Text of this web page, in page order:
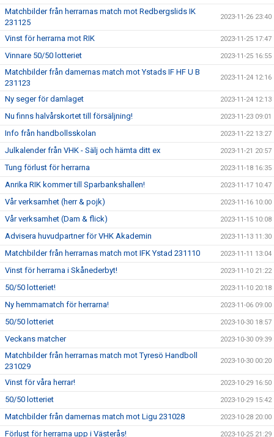
Matchbilder från herrarnas match mot Redbergslids IK
231125
2023-11-26 23:40
Vinst för herrarna mot RIK 2023-11-25 17:47
Vinnare 50/50 lotteriet 2023-11-25 16:55
Matchbilder från damernas match mot Ystads IF HF U B
231123
2023-11-24 12:16
Ny seger för damlaget 2023-11-24 12:13
Nu finns halvårskortet till försäljning! 2023-11-23 09:01
Info från handbollsskolan 2023-11-22 13:27
Julkalender från VHK - Sälj och hämta ditt ex 2023-11-21 20:57
Tung förlust för herrarna 2023-11-18 16:35
Anrika RIK kommer till Sparbankshallen! 2023-11-17 10:47
Vår verksamhet (herr & pojk) 2023-11-16 10:00
Vår verksamhet (Dam & flick) 2023-11-15 10:08
Advisera huvudpartner för VHK Akademin 2023-11-13 11:30
Matchbilder från herrarnas match mot IFK Ystad 231110 2023-11-11 13:04
Vinst för herrarna i Skånederbyt! 2023-11-10 21:22
50/50 lotteriet! 2023-11-10 20:18
Ny hemmamatch för herrarna! 2023-11-06 09:00
50/50 lotteriet 2023-10-30 18:57
Veckans matcher 2023-10-30 09:39
Matchbilder från herrarnas match mot Tyresö Handboll
231029
2023-10-30 00:20
Vinst för våra herrar! 2023-10-29 16:50
50/50 lotteriet 2023-10-29 15:42
Matchbilder från damernas match mot Ligu 231028 2023-10-28 20:00
Förlust för herrarna upp i Västerås! 2023-10-25 21:29